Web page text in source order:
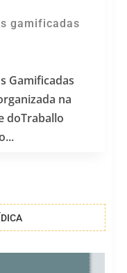
gamificadas
Gamificadas
na
doTraballo